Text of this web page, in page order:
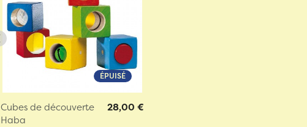
ÉPUISÉ
Cubes de découverte
Haba
28,00 €